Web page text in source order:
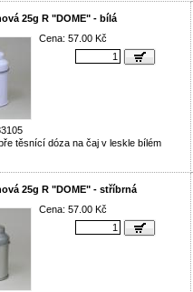
25g R "DOME" - bílá
Cena: 57.00 Kč
těsnící dóza na čaj v leskle bílém
25g R "DOME" - stříbrná
Cena: 57.00 Kč